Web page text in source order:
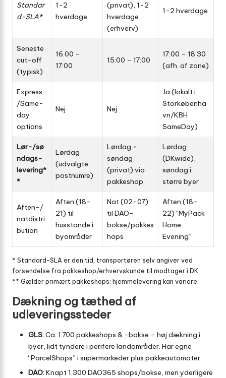
Standar
d-SLA*
1-2
hverdage
(privat), 1-2
hverdage
(erhverv)
1-2 hverdage
Seneste
cut-off
(typisk)
16:00 –
17:00
15:00 – 17:00
17:00 – 18:30
(afh. af zone)
Express-
/Same-
day
options
Nej Nej
Ja (lokalt i
Storkøbenha
vn/KBH
SameDay)
Lør-/sø
ndags­
levering*
*
Lørdag
(udvalgte
postnumre)
Lørdag +
søndag
(privat) via
pakkeshop
Lørdag
(DKwide),
søndag i
større byer
Aften-/
natdistri
bution
Aften (18-
21) til
husstande i
byområder
Nat (02-07)
til DAO-
bokse/pakkes
hops
Aften (18-
22) “MyPack
Home
Evening”
* Standard-SLA er den tid, transportøren selv angiver ved
forsendelse fra pakkeshop/erhvervskunde til modtager i DK.
** Gælder primært pakkeshops; hjemmelevering kan variere.
Dækning og tæthed af
udleveringssteder
GLS:Ca. 1.700 pakkeshops & -bokse – høj dækning i
byer, lidt tyndere i perifere landområder. Har egne
“ParcelShops” i supermarkeder plus pakkeautomater.
DAO:Knapt 1.300 DAO365 shops/bokse, men yderligere